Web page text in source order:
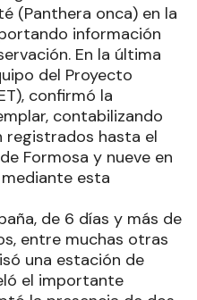
(Panthera onca) en la
información
En la última
del Proyecto
confirmó la
contabilizando
registrados hasta el
Formosa y nueve en
esta
de 6 días y más de
entre muchas otras
una estación de
el importante